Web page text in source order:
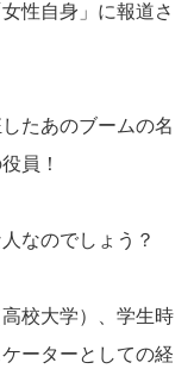
性自身」に報道さ
たあのブームの名
員！
なのでしょう？
校大学）、学生時
ーターとしての経